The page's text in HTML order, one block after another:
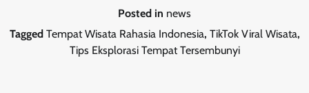
Posted in news
Tagged Tempat Wisata Rahasia Indonesia, TikTok Viral Wisata,
Tips Eksplorasi Tempat Tersembunyi